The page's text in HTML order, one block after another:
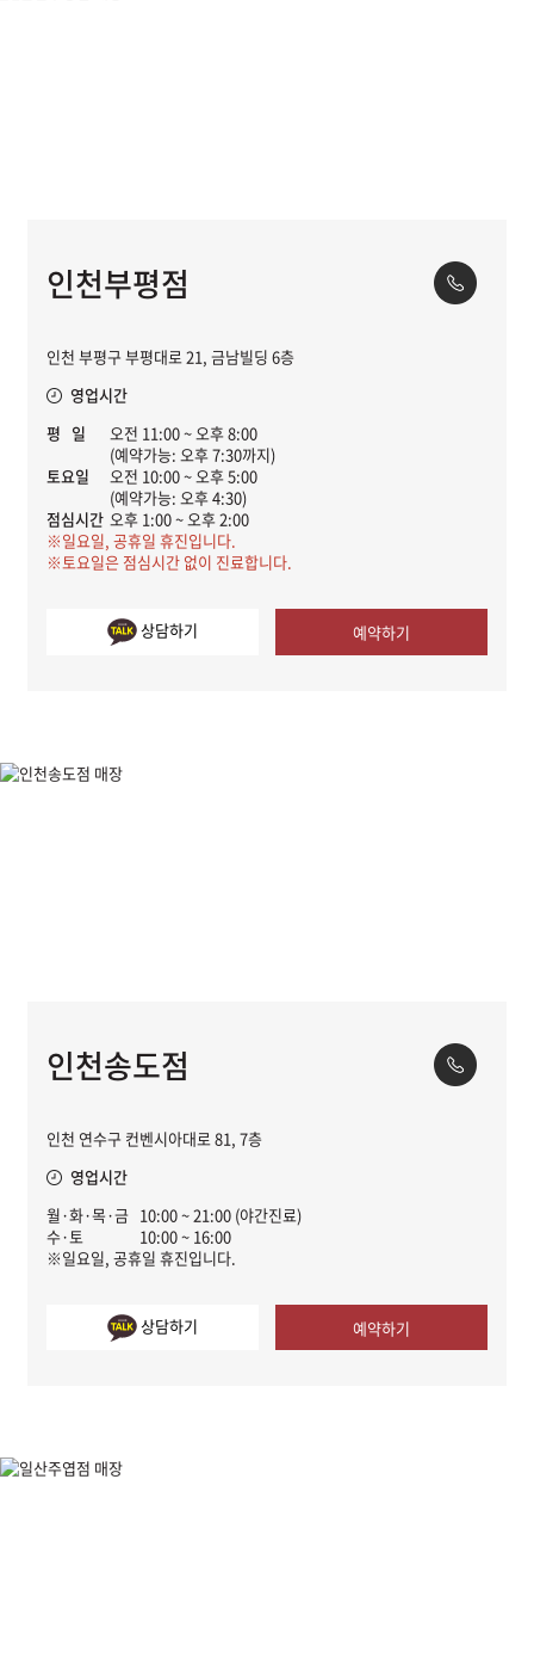
인천부평점
인천 부평구 부평대로 21, 금남빌딩 6층
영업시간
평 일
오전 11:00 ~ 오후 8:00
(예약가능: 오후 7:30까지)
토요일
오전 10:00 ~ 오후 5:00
(예약가능: 오후 4:30)
점심시간 오후 1:00 ~ 오후 2:00
※일요일, 공휴일 휴진입니다.
※토요일은 점심시간 없이 진료합니다.
상담하기 예약하기
인천송도점
인천 연수구 컨벤시아대로 81, 7층
영업시간
월·화·목·금10:00 ~ 21:00 (야간진료)
수·토
10:00 ~ 16:00
※일요일, 공휴일 휴진입니다.
상담하기 예약하기